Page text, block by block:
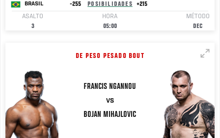
BRASIL -255 POSIBILIDADES
+215
ASALTO
3
HORA
05:00
MÉTODO
DEC
DE PESO PESADO BOUT
FRANCIS NGANNOU
VS
BOJAN MIHAJLOVIC